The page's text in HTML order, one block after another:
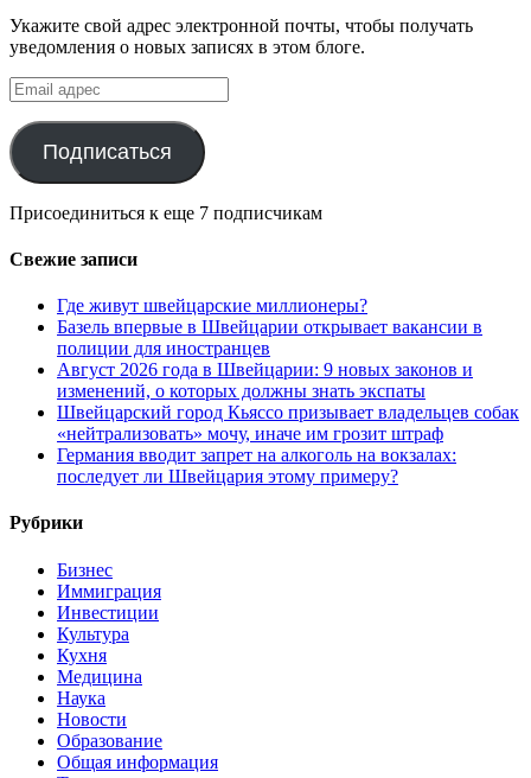
Укажите свой адрес электронной почты, чтобы получать
уведомления о новых записях в этом блоге.
Email
адрес
Подписаться
Присоединиться к еще 7 подписчикам
Свежие записи
Где живут швейцарские миллионеры?
Базель впервые в Швейцарии открывает вакансии в
полиции для иностранцев
Август 2026 года в Швейцарии: 9 новых законов и
изменений, о которых должны знать экспаты
Швейцарский город Кьяссо призывает владельцев собак
«нейтрализовать» мочу, иначе им грозит штраф
Германия вводит запрет на алкоголь на вокзалах:
последует ли Швейцария этому примеру?
Рубрики
Бизнес
Иммиграция
Инвестиции
Культура
Кухня
Медицина
Наука
Новости
Образование
Общая информация